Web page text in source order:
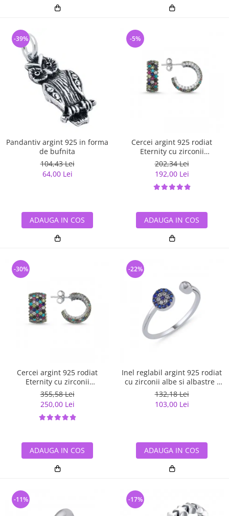
Pandantiv argint 925 in forma
de bufnita
104,43 Lei
64,00 Lei
-39%
ADAUGA IN COS
Cercei argint 925 rodiat
Eternity cu zirconii
multicolore ETU0028
202,34 Lei
192,00 Lei
-5%
ADAUGA IN COS
Cercei argint 925 rodiat
Eternity cu zirconii
multicolore ETU0036
355,58 Lei
250,00 Lei
-30%
ADAUGA IN COS
Inel reglabil argint 925 rodiat
cu zirconii albe si albastre -
Be Elegant ITU0109
132,18 Lei
103,00 Lei
-22%
ADAUGA IN COS
-11% -17%